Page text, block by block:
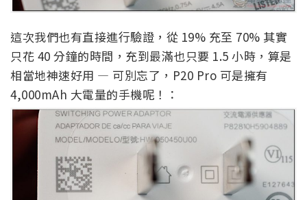
這次我們也有直接進行驗證，從 19% 充至 70% 其實
只花 40 分鐘的時間，充到最滿也只要 1.5 小時，算是
相當地神速好用 — 可別忘了，P20 Pro 可是擁有
4,000mAh 大電量的手機呢！：